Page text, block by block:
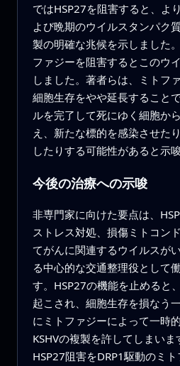
ではHSP27を阻害すると、よ
よび晩期のウイルスタンパク
製の明確な兆候を示しました
ファジーを阻害するとこのウ
しました。著者らは、ミトフ
細胞生存をやや延長すること
ルを完了して死にゆく細胞か
え、新たな標的を感染させた
したりする可能性があると示
今後の治療への示唆
非専門家に向けた要点は、
ストレス対処、損傷ミトコン
てがんに関連するウイルスが
る中心的な交通整理役として
す。HSP27の機能を止めると
起こされ、細胞生存を損なう
にミトファジーによって一時
KSHVの複製を許してしまいま
HSP27阻害をDRP1駆動のミ